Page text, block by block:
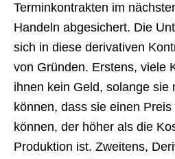
Terminkontrakten im
Handeln abgesichert. Die
sich in diese derivativen
von Gründen. Erstens, viele
ihnen kein Geld, solange sie
können, dass sie einen
können, der höher als die
Produktion ist. Zweitens,